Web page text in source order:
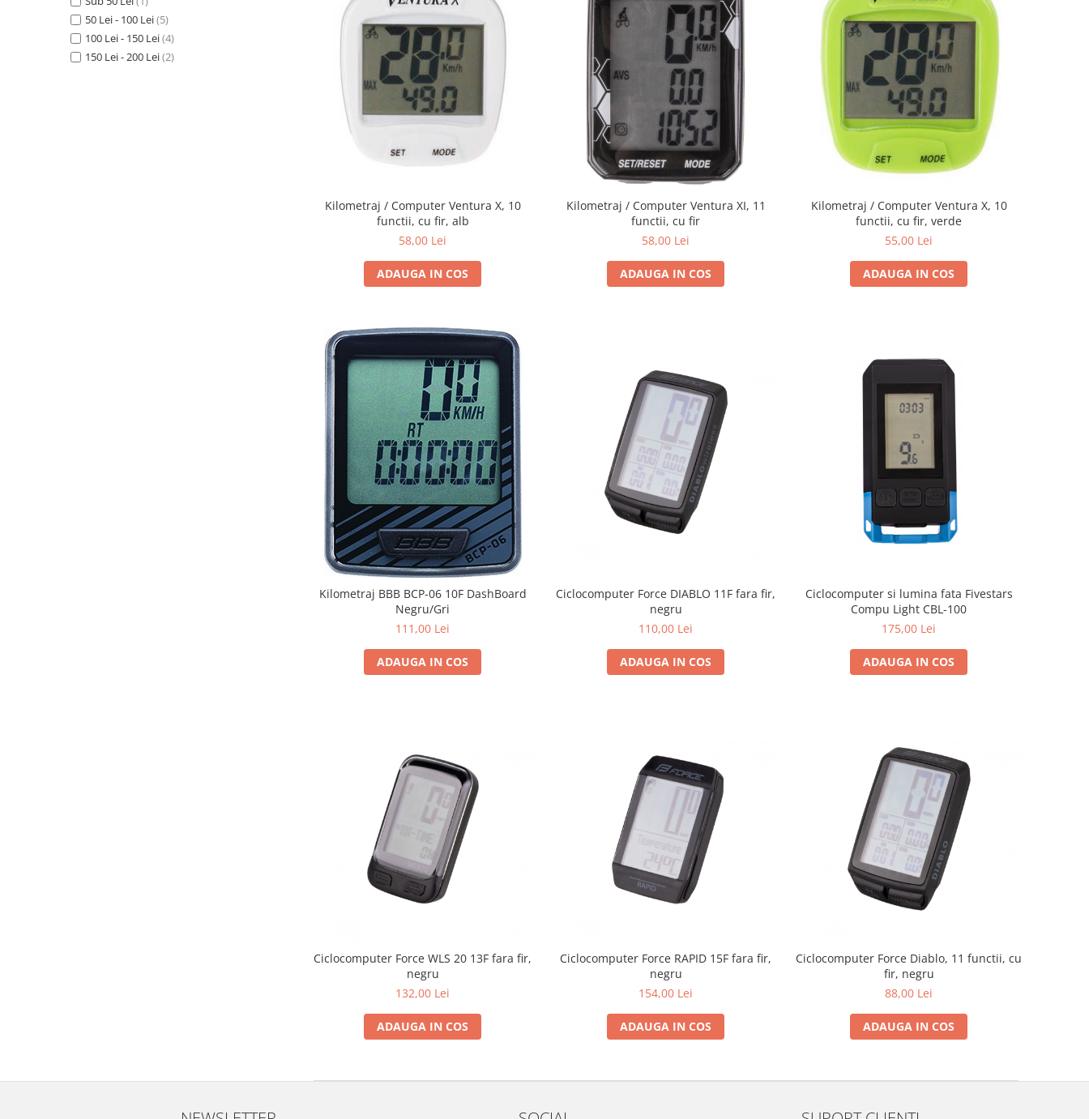
50 Lei - 100 Lei(5)
100 Lei - 150 Lei(4)
150 Lei - 200 Lei(2)
Kilometraj / Computer Ventura X, 10
functii, cu fir, alb
58,00 Lei
ADAUGA IN COS
Kilometraj / Computer Ventura XI, 11
functii, cu fir
58,00 Lei
ADAUGA IN COS
Kilometraj / Computer Ventura X, 10
functii, cu fir, verde
55,00 Lei
ADAUGA IN COS
Kilometraj BBB BCP-06 10F DashBoard
Negru/Gri
111,00 Lei
ADAUGA IN COS
Ciclocomputer Force DIABLO 11F fara fir,
negru
110,00 Lei
ADAUGA IN COS
Ciclocomputer si lumina fata Fivestars
Compu Light CBL-100
175,00 Lei
ADAUGA IN COS
Ciclocomputer Force WLS 20 13F fara fir,
negru
132,00 Lei
ADAUGA IN COS
Ciclocomputer Force RAPID 15F fara fir,
negru
154,00 Lei
ADAUGA IN COS
Ciclocomputer Force Diablo, 11 functii, cu
fir, negru
88,00 Lei
ADAUGA IN COS